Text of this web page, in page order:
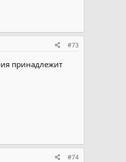
#73
принадлежит
#74